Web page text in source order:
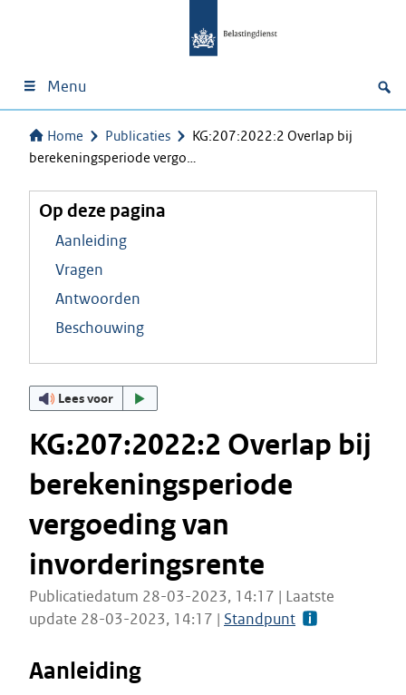
Menu
Home Publicaties
KG:207:2022:2 Overlap bij
berekeningsperiode vergo…
Op deze pagina
Aanleiding
Vragen
Antwoorden
Beschouwing
Lees voor
KG:207:2022:2 Overlap bij
berekeningsperiode
vergoeding van
invorderingsrente
Publicatiedatum 28-03-2023, 14:17 | Laatste
update 28-03-2023, 14:17 | Standpunt
Aanleiding